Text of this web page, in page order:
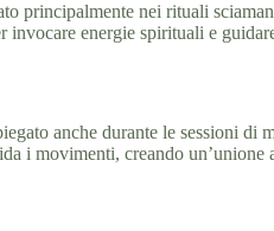
principalmente nei rituali
invocare energie spirituali e
anche durante le sessioni di
i movimenti, creando un’unione